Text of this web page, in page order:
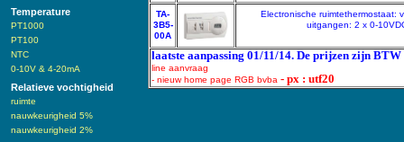
Temperature
PT1000
PT100
NTC
0-10V & 4-20mA
Relatieve vochtigheid
ruimte
nauwkeurigheid 5%
nauwkeurigheid 2%
TA-
3B5-
00A
Electronische ruimtethermostaat:
uitgangen: 2 x 0-
laatste aanpassing 01/11/14. De prijzen zijn
line aanvraag
- nieuw home page RGB bvba - px : utf20